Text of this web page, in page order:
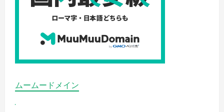
ムームードメイン